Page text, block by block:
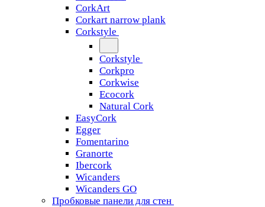
CorkArt
Corkart narrow plank
Corkstyle
Corkstyle
Corkpro
Corkwise
Ecocork
Natural Cork
EasyCork
Egger
Fomentarino
Granorte
Ibercork
Wicanders
Wicanders GO
Пробковые панели для стен